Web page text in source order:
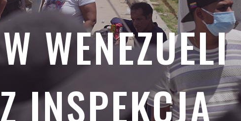
WENEZUELI
INSPEKCJĄ